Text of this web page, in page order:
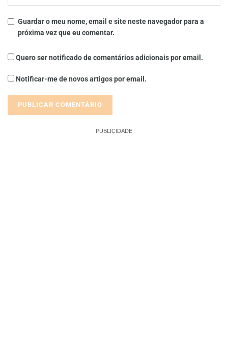
Guardar o meu nome, email e site neste navegador para a
próxima vez que eu comentar.
Quero ser notificado de comentários adicionais por email.
Notificar-me de novos artigos por email.
PUBLICIDADE